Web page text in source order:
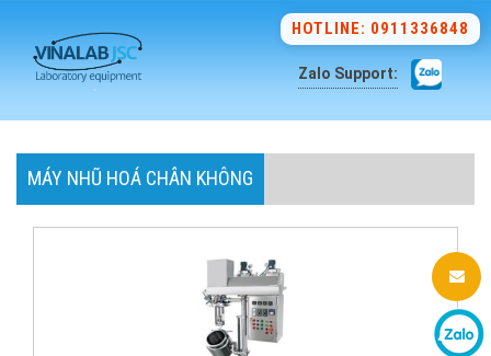
HOTLINE: 0911336848
Zalo Support:
MÁY NHŨ HOÁ CHÂN KHÔNG